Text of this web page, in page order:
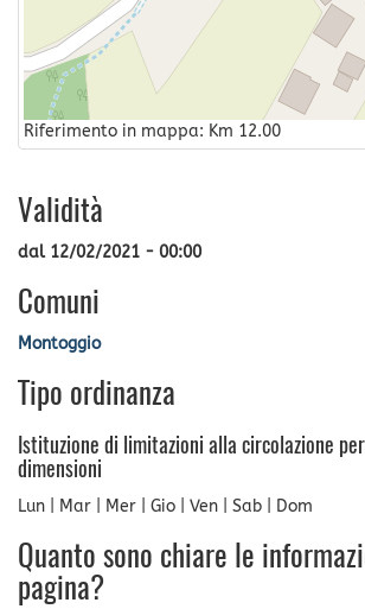
Riferimento in mappa: Km 12.00
Validità
dal 12/02/2021 - 00:00
Comuni
Montoggio
Tipo ordinanza
Istituzione di limitazioni alla circolazione
dimensioni
Lun | Mar | Mer | Gio | Ven | Sab | Dom
Quanto sono chiare le
pagina?